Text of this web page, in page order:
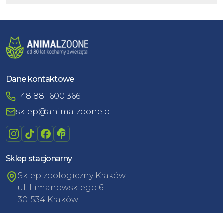
Dane kontaktowe
+48 881 600 366
sklep@animalzoone.pl
Sklep stacjonarny
Sklep zoologiczny Kraków
ul. Limanowskiego 6
30-534 Kraków